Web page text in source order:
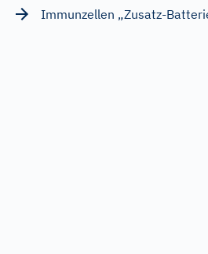
Immunzellen „Zusatz-